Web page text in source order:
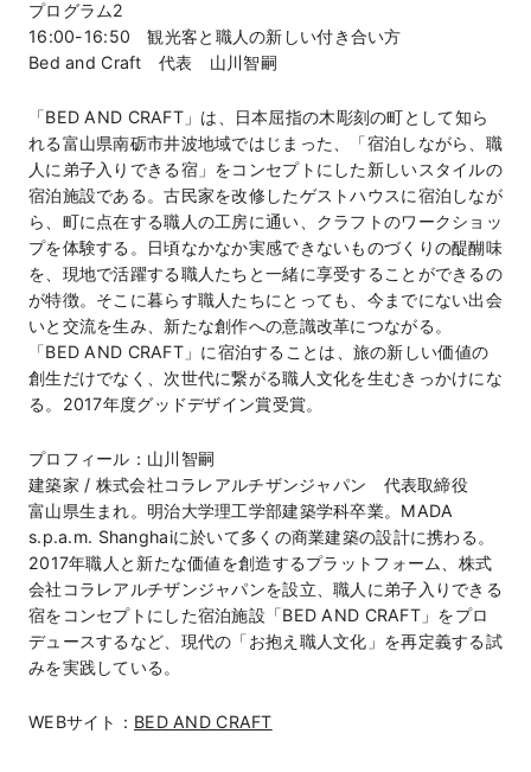
プログラム2
16:00-16:50 観光客と職人の新しい付き合い方
Bed and Craft 代表 山川智嗣
「BED AND CRAFT」は、日本屈指の木彫刻の町として知ら
れる富山県南砺市井波地域ではじまった、「宿泊しながら、職
人に弟子入りできる宿」をコンセプトにした新しいスタイルの
宿泊施設である。古民家を改修したゲストハウスに宿泊しなが
ら、町に点在する職人の工房に通い、クラフトのワークショッ
プを体験する。日頃なかなか実感できないものづくりの醍醐味
を、現地で活躍する職人たちと一緒に享受することができるの
が特徴。そこに暮らす職人たちにとっても、今までにない出会
いと交流を生み、新たな創作への意識改革につながる。
「BED AND CRAFT」に宿泊することは、旅の新しい価値の
創生だけでなく、次世代に繋がる職人文化を生むきっかけにな
る。2017年度グッドデザイン賞受賞。
プロフィール：山川智嗣
建築家 / 株式会社コラレアルチザンジャパン 代表取締役
富山県生まれ。明治大学理工学部建築学科卒業。MADA
s.p.a.m. Shanghaiに於いて多くの商業建築の設計に携わる。
2017年職人と新たな価値を創造するプラットフォーム、株式
会社コラレアルチザンジャパンを設立、職人に弟子入りできる
宿をコンセプトにした宿泊施設「BED AND CRAFT」をプロ
デュースするなど、現代の「お抱え職人文化」を再定義する試
みを実践している。
WEBサイト： BED AND CRAFT